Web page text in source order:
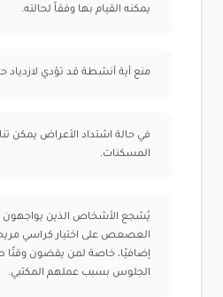
يمكنه القيام بها وفقاً لحالته.
منع أية أنشطة قد تؤدي لازدياد
في حالة اشتداد الأعراض يمكن
المسكنات.
يُشجع الأشخاص الذين
العصعص على اختيار كراسي
إضافيًا، خاصة لمن يقضون وقتًا
الجلوس بسبب عملهم المكتبي.